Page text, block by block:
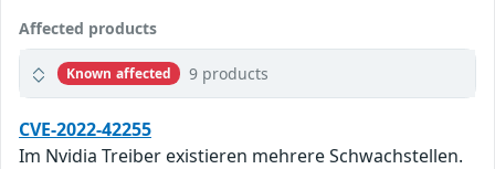
Affected products
Known affected 9 products
CVE-2022-42255
Im Nvidia Treiber existieren mehrere Schwachstellen.